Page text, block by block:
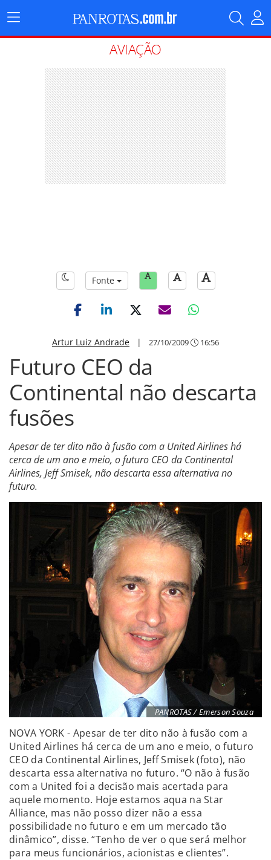
Menu
Principal
AVIAÇÃO
Fonte
Artur Luiz Andrade | 27/10/2009 16:56
Futuro CEO da
Continental não descarta
fusões
Apesar de ter dito não à fusão com a United Airlines há
cerca de um ano e meio, o futuro CEO da Continental
Airlines, Jeff Smisek, não descarta essa alternativa no
futuro.
PANROTAS / Emerson Souza
NOVA YORK - Apesar de ter dito não à fusão com a
United Airlines há cerca de um ano e meio, o futuro
CEO da Continental Airlines, Jeff Smisek (foto), não
descarta essa alternativa no futuro. “O não à fusão
com a United foi a decisão mais acertada para
aquele momento. Hoje estamos aqua na Star
Alliance, mas não posso dizer não a essa
possibilidade no futuro e em um mercado tão
dinâmico”, disse. “Tenho de ver o que será melhor
para meus funcionários, acionistas e clientes”.